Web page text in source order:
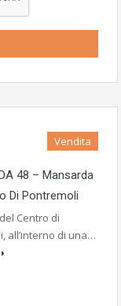
Vendita
48 – Mansarda
Di Pontremoli
Centro di
all’interno di una…